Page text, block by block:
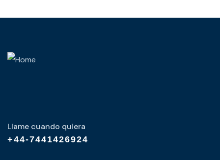
Llame cuando quiera
+44-7441426924